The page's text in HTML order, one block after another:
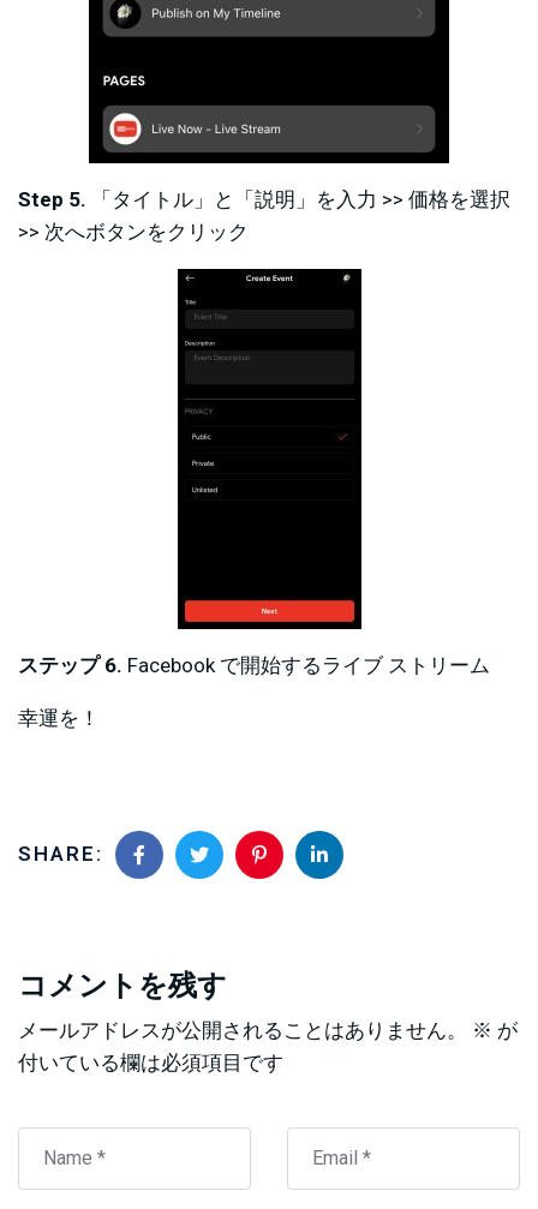
Step 5. 「タイトル」と「説明」を入力 >> 価格を選択
>> 次へボタンをクリック
ステップ 6. Facebook で開始するライブ ストリーム
幸運を！
SHARE:
コメントを残す
メールアドレスが公開されることはありません。 ※ が
付いている欄は必須項目です